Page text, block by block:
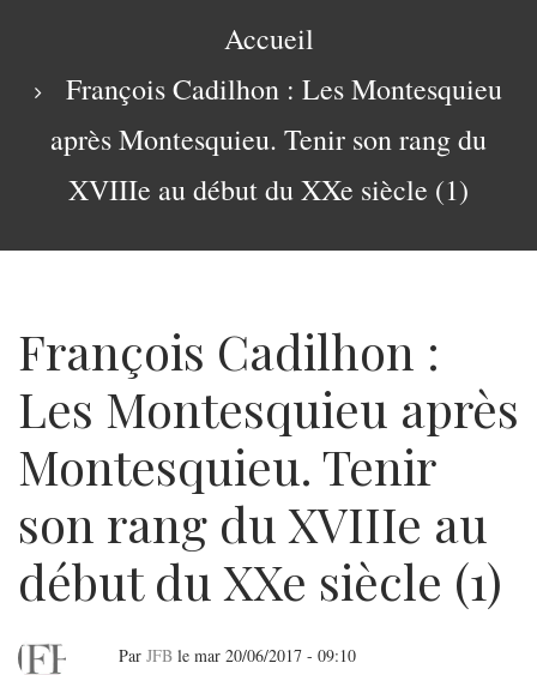
Accueil
François Cadilhon : Les Montesquieu
après Montesquieu. Tenir son rang du
XVIIIe au début du XXe siècle (1)
François Cadilhon :
Les Montesquieu après
Montesquieu. Tenir
son rang du XVIIIe au
début du XXe siècle (1)
Par JFB le mar 20/06/2017 - 09:10